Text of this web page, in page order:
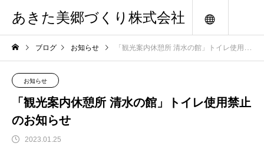
あきた美郷づくり株式会社
ブログ お知らせ 「観光案内休憩所 清水の館」トイレ使用禁止のお知らせ
お知らせ
「観光案内休憩所 清水の館」トイレ使用禁止
のお知らせ
2023.01.25